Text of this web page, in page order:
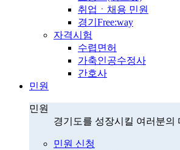
취업ㆍ채용 민원
경기Free:way
자격시험
수렵면허
가축인공수정사
간호사
민원
민원
경기도를 성장시킬 여러분의
민원 신청